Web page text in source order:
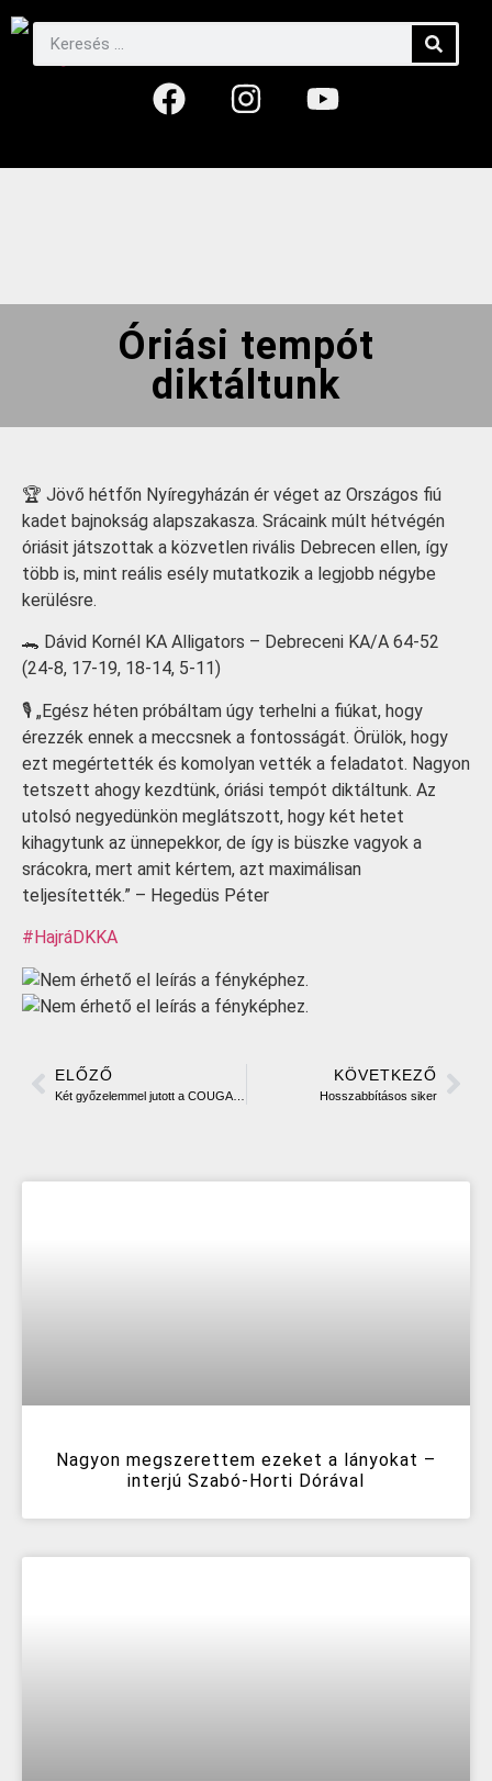
Óriási tempót
diktáltunk
🏆 Jövő hétfőn Nyíregyházán ér véget az Országos fiú
kadet bajnokság alapszakasza. Srácaink múlt hétvégén
óriásit játszottak a közvetlen rivális Debrecen ellen, így
több is, mint reális esély mutatkozik a legjobb négybe
kerülésre.
🐊 Dávid Kornél KA Alligators – Debreceni KA/A 64-52
(24-8, 17-19, 18-14, 5-11)
🎙 „Egész héten próbáltam úgy terhelni a fiúkat, hogy
érezzék ennek a meccsnek a fontosságát. Örülök, hogy
ezt megértették és komolyan vették a feladatot. Nagyon
tetszett ahogy kezdtünk, óriási tempót diktáltunk. Az
utolsó negyedünkön meglátszott, hogy két hetet
kihagytunk az ünnepekkor, de így is büszke vagyok a
srácokra, mert amit kértem, azt maximálisan
teljesítették.” – Hegedüs Péter
# HajráDKKA
ELŐZŐ KÖVETKEZŐ
Hosszabbításos siker
Nagyon megszerettem ezeket a lányokat –
interjú Szabó-Horti Dórával